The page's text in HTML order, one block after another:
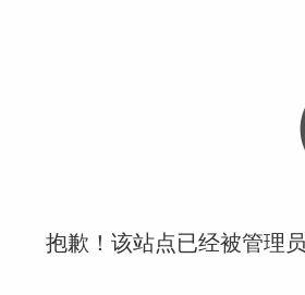
抱歉！该站点已经被管理